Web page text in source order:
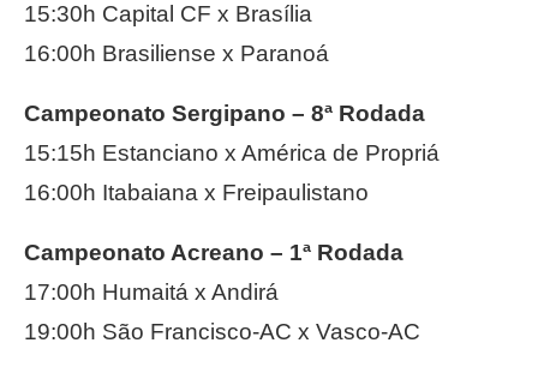
15:30h Capital CF x Brasília
16:00h Brasiliense x Paranoá
Campeonato Sergipano – 8ª Rodada
15:15h Estanciano x América de Propriá
16:00h Itabaiana x Freipaulistano
Campeonato Acreano – 1ª Rodada
17:00h Humaitá x Andirá
19:00h São Francisco-AC x Vasco-AC